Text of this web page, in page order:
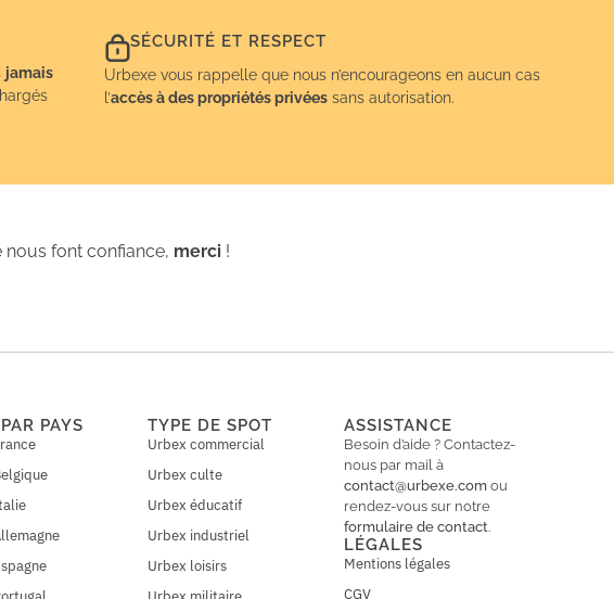
jamais
SÉCURITÉ ET RESPECT
Urbexe vous rappelle que nous n’encourageons en aucun cas
l’accès à des propriétés privéessans autorisation.
nous font confiance, merci !
PAYS TYPE DE SPOT
Urbex commercial
Urbex culte
Urbex éducatif
Urbex industriel
Urbex loisirs
ASSISTANCE
Besoin d’aide ? Contactez-
nous par mail à
contact@urbexe.com ou
rendez-vous sur notre
formulaire de contact.
LÉGALES
Mentions légales
CGV